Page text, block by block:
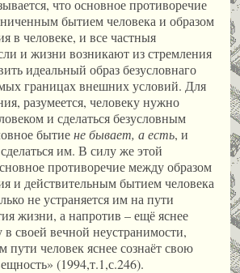
что основное противоречие
бытием человека и образом
в человеке, и все частныя
и жизни возникают из стремления
идеальный образ безусловнаго
границах внешних условий. Для
разумеется, человеку нужно
и сделаться безусловным
бытиене бывает, а есть, и
им. В силу же этой
противоречие между образом
и действительным бытием человека
не устраняется им на пути
жизни, а напротив – ещё яснее
в своей вечной неустранимости,
пути человек яснее сознаёт свою
(1994,т.1,с.246).